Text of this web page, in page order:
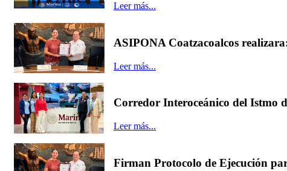
Leer más...
ASIPONA Coatzacoalcos
Leer más...
Corredor Interoceánico del Istmo
Leer más...
Firman Protocolo de Ejecución